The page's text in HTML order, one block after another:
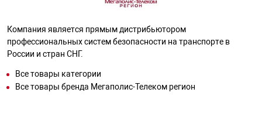
Компания является прямым дистрибьютором
профессиональных систем безопасности на транспорте в
России и стран СНГ.
Все товары категории
Все товары бренда Мегаполис-Телеком регион